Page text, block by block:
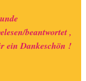
beantwortet ,
ein Dankeschön !